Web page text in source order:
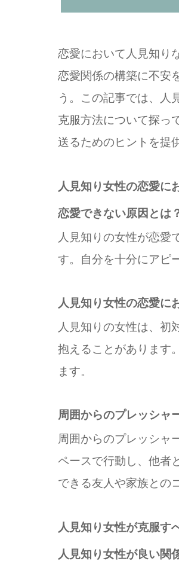
恋愛において人見知り
恋愛関係の構築に不安
う。この記事では、人
克服方法について探っ
送るためのヒントを提
人見知り女性の恋愛に
恋愛できない原因とは
人見知りの女性が恋愛
す。自分を十分にアピ
人見知り女性の恋愛に
人見知りの女性は、初
抱えることがあります
ます。
周囲からのプレッシャ
周囲からのプレッシャ
ペースで行動し、他者
できる友人や家族との
人見知り女性が克服す
人見知り女性が良い関